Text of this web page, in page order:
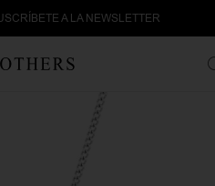
A LA NEWSLETTER